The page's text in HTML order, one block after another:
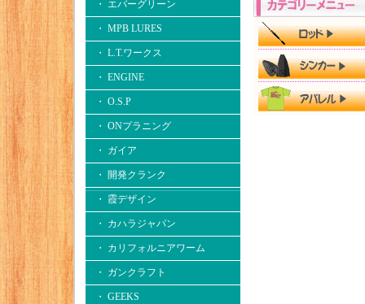
・ エバーグリーン
・ MPB LURES
・ L.T.ワークス
・ ENGINE
・ O.S.P
・ ONプラニング
・ ガイア
・ 開発クランク
・ 霞デザイン
・ カハラジャパン
・ カリフォルニアワーム
・ ガンクラフト
・ GEEKS